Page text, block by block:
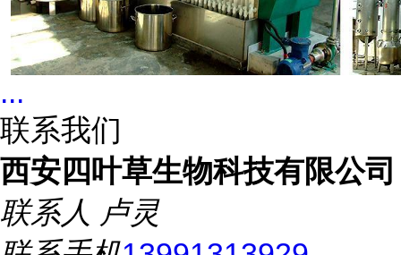
...
联系我们
西安四叶草生物科技有限公司
联系人 卢灵